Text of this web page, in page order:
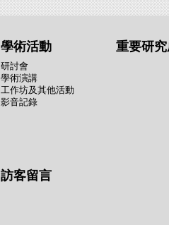
學術活動
研討會
學術演講
工作坊及其他活動
影音記錄
重要研
訪客留言